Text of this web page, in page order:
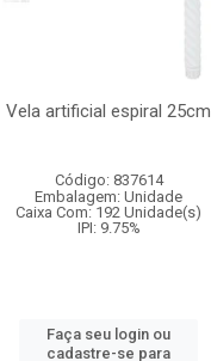
Vela artificial espiral 25cm
Código: 837614
Embalagem: Unidade
Caixa Com: 192 Unidade(s)
IPI: 9.75%
Faça seu login ou
cadastre-se para